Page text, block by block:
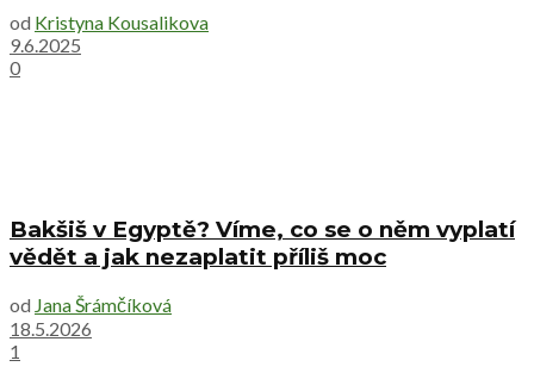
od Kristyna Kousalikova
9.6.2025
0
Bakšiš v Egyptě? Víme, co se o něm vyplatí
vědět a jak nezaplatit příliš moc
od Jana Šrámčíková
18.5.2026
1